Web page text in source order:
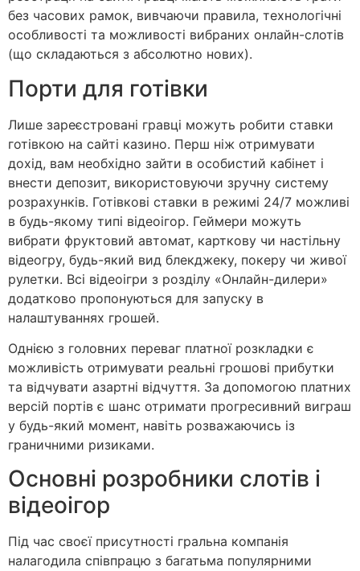
без часових рамок, вивчаючи правила, технологічні
особливості та можливості вибраних онлайн-слотів
(що складаються з абсолютно нових).
Порти для готівки
Лише зареєстровані гравці можуть робити ставки
готівкою на сайті казино. Перш ніж отримувати
дохід, вам необхідно зайти в особистий кабінет і
внести депозит, використовуючи зручну систему
розрахунків. Готівкові ставки в режимі 24/7 можливі
в будь-якому типі відеоігор. Геймери можуть
вибрати фруктовий автомат, карткову чи настільну
відеогру, будь-який вид блекджеку, покеру чи живої
рулетки. Всі відеоігри з розділу «Онлайн-дилери»
додатково пропонуються для запуску в
налаштуваннях грошей.
Однією з головних переваг платної розкладки є
можливість отримувати реальні грошові прибутки
та відчувати азартні відчуття. За допомогою платних
версій портів є шанс отримати прогресивний виграш
у будь-який момент, навіть розважаючись із
граничними ризиками.
Основні розробники слотів і
відеоігор
Під час своєї присутності гральна компанія
налагодила співпрацю з багатьма популярними